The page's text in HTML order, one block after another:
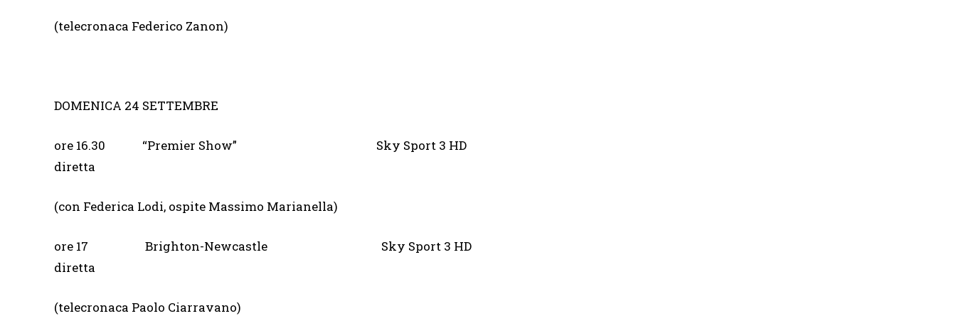
(telecronaca Federico Zanon)
DOMENICA 24 SETTEMBRE
ore 16.30 “Premier Show” Sky Sport 3 HD
diretta
(con Federica Lodi, ospite Massimo Marianella)
ore 17 Brighton-Newcastle Sky Sport 3 HD
diretta
(telecronaca Paolo Ciarravano)